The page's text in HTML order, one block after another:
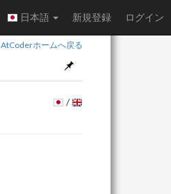
日本語 新規登録 ログイン
AtCoderホームへ戻る
/